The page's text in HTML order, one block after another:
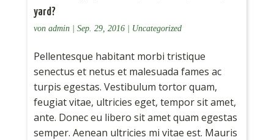
yard?
von admin| Sep. 29, 2016| Uncategorized
Pellentesque habitant morbi tristique
senectus et netus et malesuada fames ac
turpis egestas. Vestibulum tortor quam,
feugiat vitae, ultricies eget, tempor sit amet,
ante. Donec eu libero sit amet quam egestas
semper. Aenean ultricies mi vitae est. Mauris